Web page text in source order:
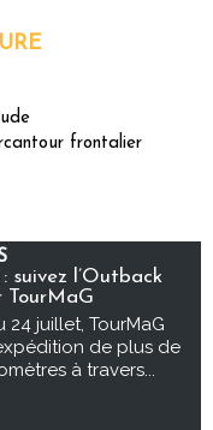
frontalier
suivez l’Outback
TourMaG
24 juillet, TourMaG
de plus de
à travers...